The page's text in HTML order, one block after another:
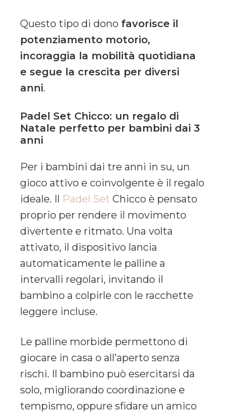
Questo tipo di dono favorisce il
potenziamento motorio,
incoraggia la mobilità quotidiana
e segue la crescita per diversi
anni.
Padel Set Chicco: un regalo di
Natale perfetto per bambini dai 3
anni
Per i bambini dai tre anni in su, un
gioco attivo e coinvolgente è il regalo
ideale. Il Padel Set Chicco è pensato
proprio per rendere il movimento
divertente e ritmato. Una volta
attivato, il dispositivo lancia
automaticamente le palline a
intervalli regolari, invitando il
bambino a colpirle con le racchette
leggere incluse.
Le palline morbide permettono di
giocare in casa o all’aperto senza
rischi. Il bambino può esercitarsi da
solo, migliorando coordinazione e
tempismo, oppure sfidare un amico